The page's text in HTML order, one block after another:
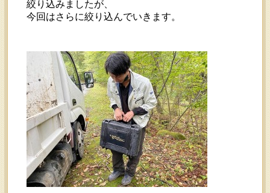
絞り込みましたが、
今回はさらに絞り込んでいきます。